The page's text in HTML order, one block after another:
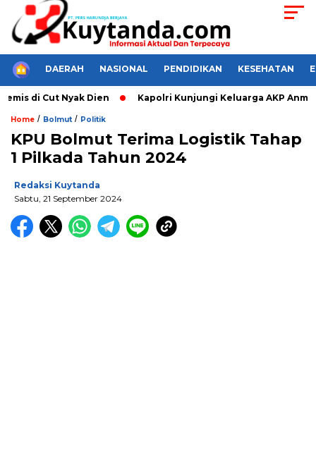
HOMEDAERAH NASIONAL PENDIDIKAN KESEHATAN
di Cut Nyak Dien Kapolri Kunjungi Keluarga AKP Anm
Home / Bolmut / Politik
KPU Bolmut Terima Logistik Tahap
1 Pilkada Tahun 2024
Redaksi Kuytanda
Sabtu, 21 September 2024